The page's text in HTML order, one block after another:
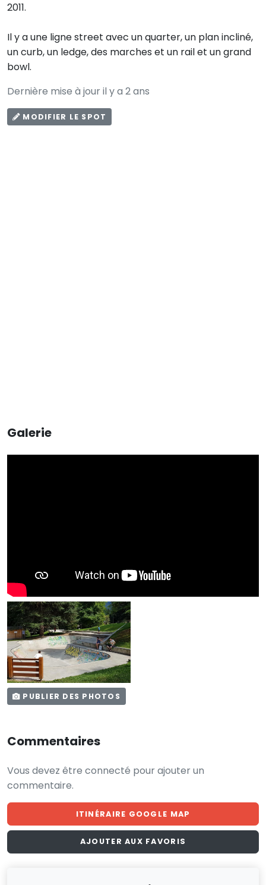
2011.
Il y a une ligne street avec un quarter, un plan incliné,
un curb, un ledge, des marches et un rail et un grand
bowl.
Dernière mise à jour il y a 2 ans
MODIFIER LE SPOT
Galerie
PUBLIER DES PHOTOS
Commentaires
Vous devez être connecté pour ajouter un
commentaire.
ITINÉRAIRE GOOGLE MAP
AJOUTER AUX FAVORIS